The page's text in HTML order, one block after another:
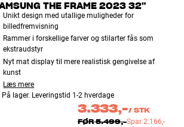
THE FRAME 2023 32"
Unikt design med utallige muligheder for
billedfremvisning
Rammer i forskellige farver og stilarter fås som
ekstraudstyr
Nyt mat display til mere realistisk gengivelse af
kunst
Læs mere
På lager. Leveringstid 1-2 hverdage
3.333,-/ STK
FØR5.499,-Spar 2.166,-